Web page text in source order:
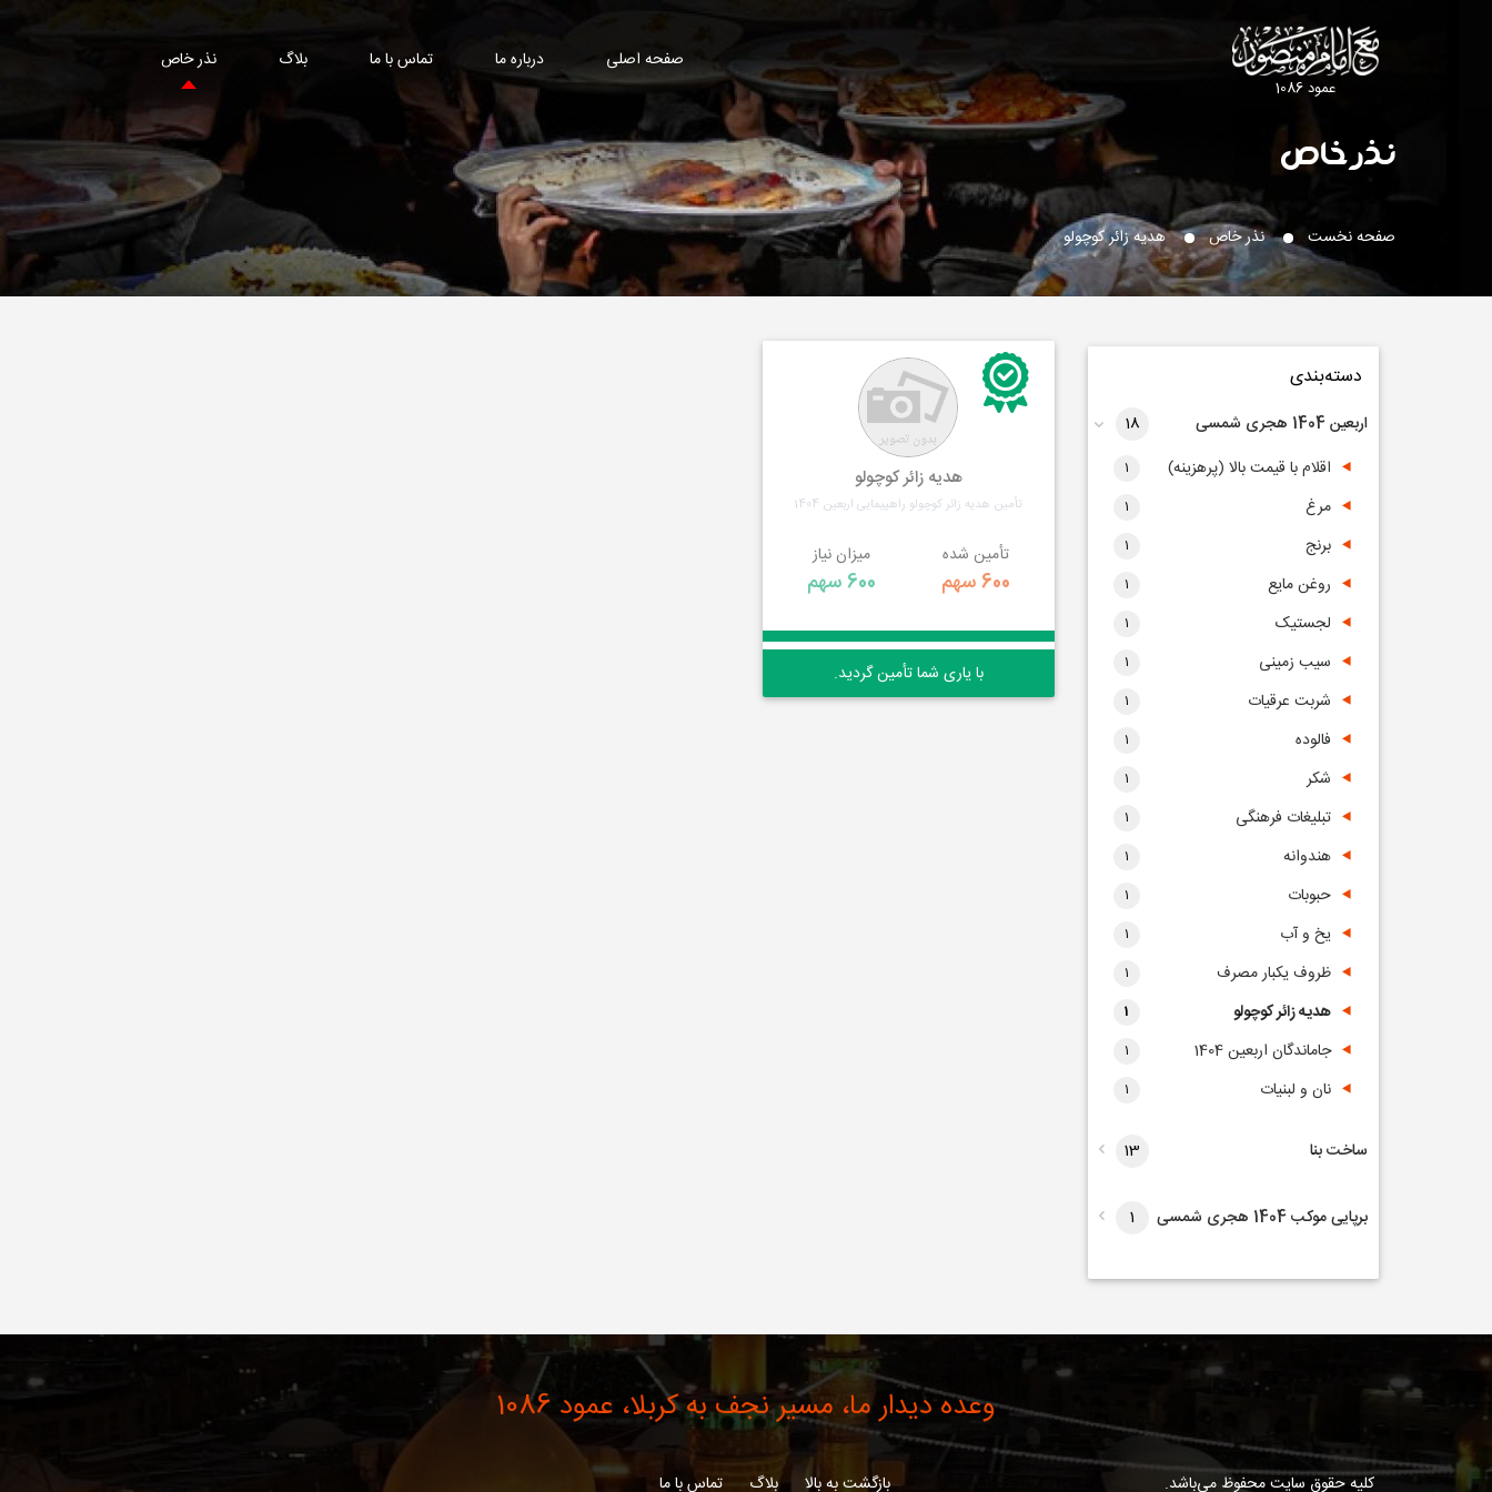
عمود 1086
صفحه اصلی درباره ما تماس با ما بلاگ نذر خاص
نذر خاص
صفحه نخست نذر خاص هدیه زائر کوچولو
دسته‌بندی
اربعین 1404 هجری شمسی
18
اقلام با قیمت بالا (پرهزینه)
1
مرغ 1
برنج 1
روغن مایع 1
لجستیک 1
سیب زمینی 1
شربت عرقیات 1
فالوده 1
شکر 1
تبلیغات فرهنگی 1
هندوانه 1
حبوبات 1
یخ و آب 1
ظروف یکبار مصرف 1
هدیه زائر کوچولو 1
جاماندگان اربعین 1404 1
نان و لبنیات 1
ساخت بنا
13
برپایی موکب 1404 هجری شمسی
1
1404
هدیه زائر کوچولو
تأمین هدیه زائر کوچولو راهپیمایی اربعین 1404
تأمین شده
600 سهم
میزان نیاز
600 سهم
با یاری شما تأمین گردید.
وعده دیدار ما، مسیر نجف به کربلا، عمود 1086
کلیه حقوق سایت محفوظ می‌باشد. بازگشت به بالا بلاگ تماس با ما